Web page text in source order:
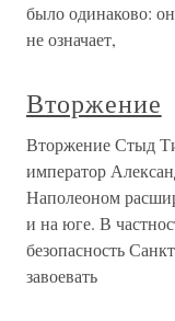
было одинаково:
не означает,
Вторжение
Вторжение Стыд
император
Наполеоном
и на юге. В
безопасность
завоевать